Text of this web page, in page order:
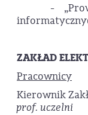
-
ZAKŁAD
Pracownicy
Kierownik
prof. uczelni